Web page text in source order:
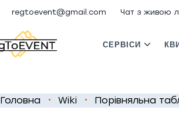
regtoevent@gmail.com Чат з живою
СЕРВІСИ
Головна Wiki Порівняльна